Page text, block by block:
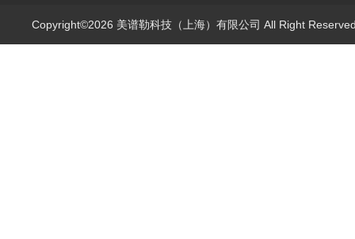
Copyright©2026 美谱勒科技（上海）有限公司 All Right